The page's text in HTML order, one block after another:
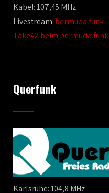
Kabel: 107,45 MHz
Livestream: bermuda.funk
Take42 beim bermuda.funk
Querfunk
Karlsruhe: 104,8 MHz